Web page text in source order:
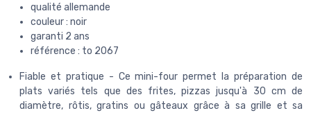
qualité allemande
couleur : noir
garanti 2 ans
référence : to 2067
Fiable et pratique - Ce mini-four permet la préparation de
plats variés tels que des frites, pizzas jusqu'à 30 cm de
diamètre, rôtis, gratins ou gâteaux grâce à sa grille et sa